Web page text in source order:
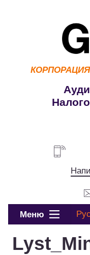
КОРПОРАЦИЯ
Меню